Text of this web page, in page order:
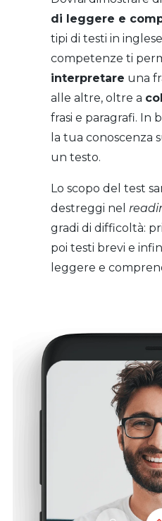
di leggere e
tipi di testi in
competenze ti
interpretare una
alle altre, oltre a
frasi e paragrafi. In
la tua conoscenza
un testo.
Lo scopo del test
destreggi nel
gradi di difficoltà:
poi testi brevi e
leggere e